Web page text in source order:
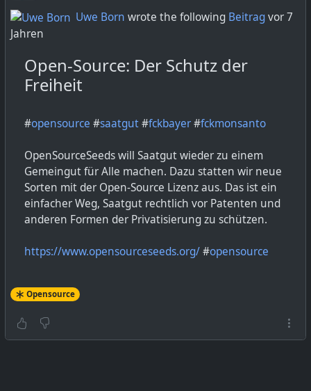
Uwe Born wrote the following Beitragvor 7
Jahren
Open-Source: Der Schutz der
Freiheit
#opensource #saatgut#fckbayer#fckmonsanto
OpenSourceSeeds will Saatgut wieder zu einem
Gemeingut für Alle machen. Dazu statten wir neue
Sorten mit der Open-Source Lizenz aus. Das ist ein
einfacher Weg, Saatgut rechtlich vor Patenten und
anderen Formen der Privatisierung zu schützen.
https://www.opensourceseeds.org/#opensource
Opensource